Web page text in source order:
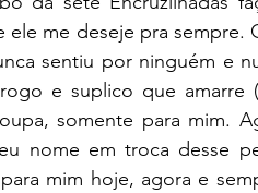
ele me deseje pra sempre.
sentiu por ninguém e
e suplico que amarre
somente para mim.
nome em troca desse
mim hoje, agora e